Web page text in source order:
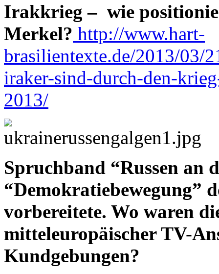
Irakkrieg – wie
Merkel? http://www.hart-
brasilientexte.de/2013/03/
iraker-sind-durch-den-
2013/
Spruchband “Russen an
“Demokratiebewegung”
vorbereitete. Wo waren
mitteleuropäischer TV-
Kundgebungen?